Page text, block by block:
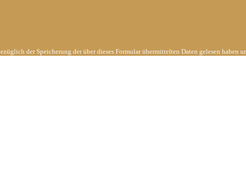
der Speicherung der über dieses Formular übermittelten Daten gelesen haben